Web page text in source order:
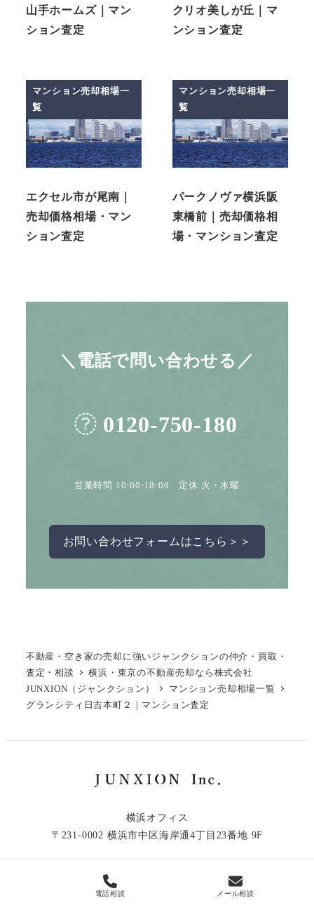
山手ホームズ｜マン
ション査定
クリオ美しが丘｜マ
ンション査定
マンション売却相場一
覧
エクセル市が尾南｜
売却価格相場・マン
ション査定
マンション売却相場一
覧
パークノヴァ横浜阪
東橋前｜売却価格相
場・マンション査定
＼電話で問い合わせる／
0120-750-180
営業時間 10:00-18:00 定休 火・水曜
お問い合わせフォームはこちら＞＞
不動産・空き家の売却に強いジャンクションの仲介・買取・
査定・相談
横浜・東京の不動産売却なら株式会社
JUNXION（ジャンクション）
マンション売却相場一覧
グランシティ日吉本町２｜マンション査定
横浜オフィス
〒231-0002 横浜市中区海岸通4丁目23番地 9F
© 2019 - 2026 JUNXION Inc.
電話相談 メール相談